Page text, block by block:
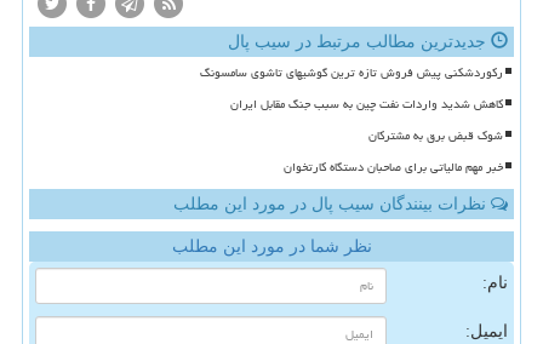
جدیدترین مطالب مرتبط در سیب پال
رکوردشکنی پیش فروش تازه ترین گوشیهای تاشوی سامسونگ
کاهش شدید واردات نفت چین به سبب جنگ مقابل ایران
شوک قبض برق به مشترکان
خبر مهم مالیاتی برای صاحبان دستگاه کارتخوان
نظرات بینندگان سیب پال در مورد این مطلب
نظر شما در مورد این مطلب
نام:
ایمیل: